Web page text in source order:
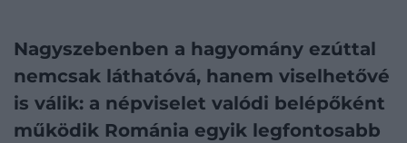
Nagyszebenben a hagyomány ezúttal
nemcsak láthatóvá, hanem viselhetővé
is válik: a népviselet valódi belépőként
működik Románia egyik legfontosabb